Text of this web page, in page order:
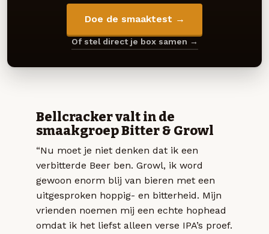
Doe de smaaktest →
Of stel direct je box samen →
Bellcracker valt in de
smaakgroep Bitter & Growl
“Nu moet je niet denken dat ik een
verbitterde Beer ben. Growl, ik word
gewoon enorm blij van bieren met een
uitgesproken hoppig- en bitterheid. Mijn
vrienden noemen mij een echte hophead
omdat ik het liefst alleen verse IPA’s proef.